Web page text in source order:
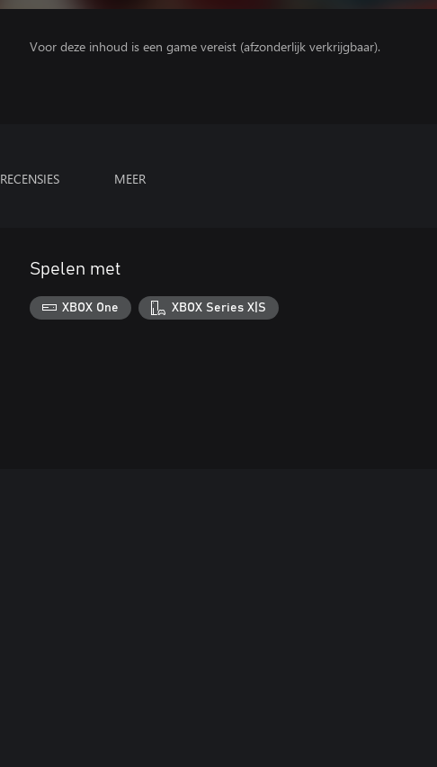
Voor deze inhoud is een game vereist (afzonderlijk verkrijgbaar).
RECENSIES MEER
Spelen met
XBOX One XBOX Series X|S